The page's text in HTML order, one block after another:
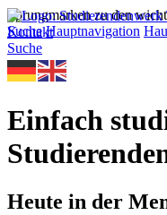
Sprungmarken zu den
Suche Hauptnavigation
Kontakt
Suche
Einfach
Heute in der